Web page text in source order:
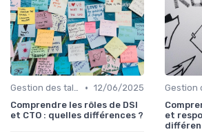
Gestion des talents IT • 12/06/2025
Comprendre les rôles de DSI
et CTO : quelles différences ?
et